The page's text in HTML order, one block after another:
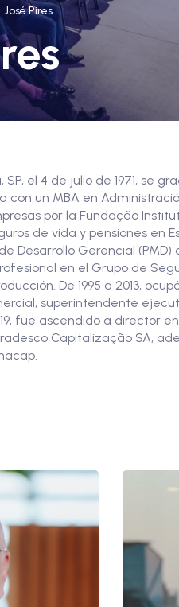
José Pires
el 4 de julio de 1971, se
con un MBA en
por la Fundação
de vida y pensiones en
Desarrollo Gerencial (PMD)
en el Grupo de
De 1995 a 2013,
superintendente
fue ascendido a director
Capitalização SA,